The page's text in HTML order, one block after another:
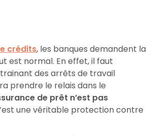
crédits, les banques demandent la
est normal. En effet, il faut
des arrêts de travail
prendre le relais dans le
de prêt n’est pas
une véritable protection contre